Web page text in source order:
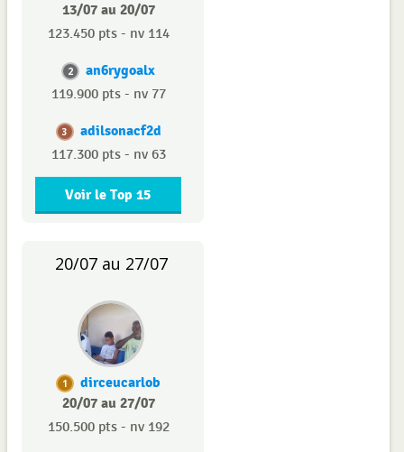
13/07 au 20/07
123.450 pts - nv 114
2 an6rygoalx
119.900 pts - nv 77
3 adilsonacf2d
117.300 pts - nv 63
Voir le Top 15
20/07 au 27/07
1
dirceucarlob
20/07 au 27/07
150.500 pts - nv 192